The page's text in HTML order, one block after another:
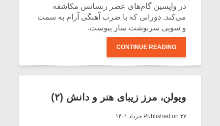
در واپسین گام‌های عصر رنسانس مکاشفه
می‌کند. دورانی که با ضرب آهنگی آرام به سمت
و سویی سرنوشت ساز پیوست.
CONTINUE READING
ویولن، مرز زیبای هنر و دانش (۲)
Published on ۲۷ خرداد ۱۴۰۱